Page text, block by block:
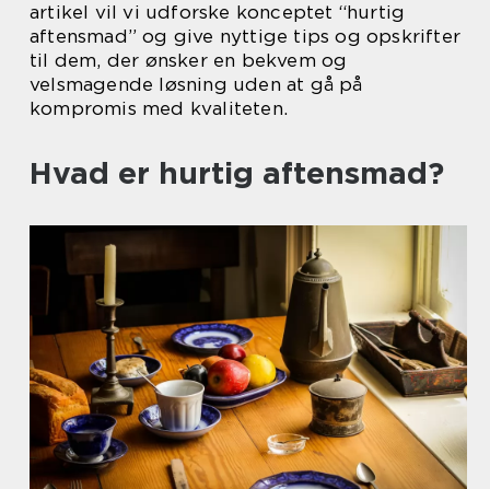
artikel vil vi udforske konceptet “hurtig
aftensmad” og give nyttige tips og opskrifter
til dem, der ønsker en bekvem og
velsmagende løsning uden at gå på
kompromis med kvaliteten.
Hvad er hurtig aftensmad?